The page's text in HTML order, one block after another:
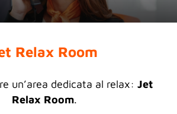
Relax Room
un’area dedicata al relax: Jet
Relax Room.